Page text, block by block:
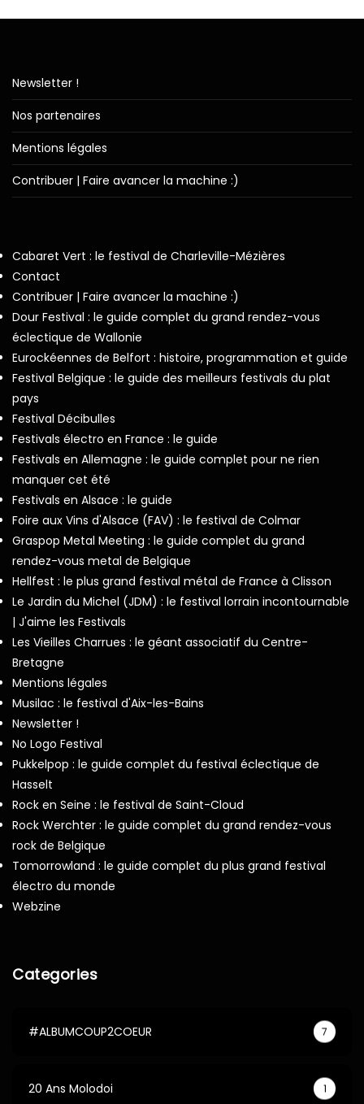
Newsletter !
Nos partenaires
Mentions légales
Contribuer | Faire avancer la machine :)
Cabaret Vert : le festival de Charleville-Mézières
Contact
Contribuer | Faire avancer la machine :)
Dour Festival : le guide complet du grand rendez-vous
éclectique de Wallonie
Eurockéennes de Belfort : histoire, programmation et guide
Festival Belgique : le guide des meilleurs festivals du plat
pays
Festival Décibulles
Festivals électro en France : le guide
Festivals en Allemagne : le guide complet pour ne rien
manquer cet été
Festivals en Alsace : le guide
Foire aux Vins d'Alsace (FAV) : le festival de Colmar
Graspop Metal Meeting : le guide complet du grand
rendez-vous metal de Belgique
Hellfest : le plus grand festival métal de France à Clisson
Le Jardin du Michel (JDM) : le festival lorrain incontournable
| J'aime les Festivals
Les Vieilles Charrues : le géant associatif du Centre-
Bretagne
Mentions légales
Musilac : le festival d'Aix-les-Bains
Newsletter !
No Logo Festival
Pukkelpop : le guide complet du festival éclectique de
Hasselt
Rock en Seine : le festival de Saint-Cloud
Rock Werchter : le guide complet du grand rendez-vous
rock de Belgique
Tomorrowland : le guide complet du plus grand festival
électro du monde
Webzine
Categories
#ALBUMCOUP2COEUR 7
20 Ans Molodoi 1